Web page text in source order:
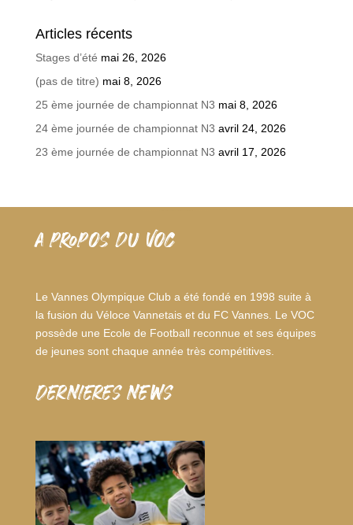
Articles récents
Stages d’été mai 26, 2026
(pas de titre) mai 8, 2026
25 ème journée de championnat N3 mai 8, 2026
24 ème journée de championnat N3 avril 24, 2026
23 ème journée de championnat N3 avril 17, 2026
A PROPOS DU VOC
Le Vannes Olympique Club a été fondé en 1998 suite à
la fusion du Véloce Vannetais et du FC Vannes. Le VOC
possède une Ecole de Football reconnue et ses équipes
de jeunes sont chaque année très compétitives.
dernieres news